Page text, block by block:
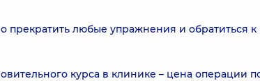
любые упражнения и обратиться к
курса в клинике – цена операции